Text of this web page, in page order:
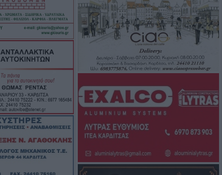
Ηλ.
υδροδότησης
του
γυναίκας σε
εντοπίστηκε
Ισιδώρους
τη διακοπή
– 1.500